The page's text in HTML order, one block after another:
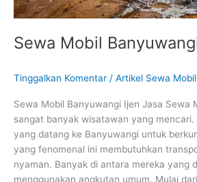
Sewa Mobil
Tinggalkan Komentar / Artikel Sewa Mobil
Sewa Mobil Banyuwangi Ijen Jasa Sewa
sangat banyak wisatawan yang
yang datang ke Banyuwangi untuk
yang fenomenal ini membutuhkan
nyaman. Banyak di antara mereka yang
menggunakan angkutan umum. Mulai